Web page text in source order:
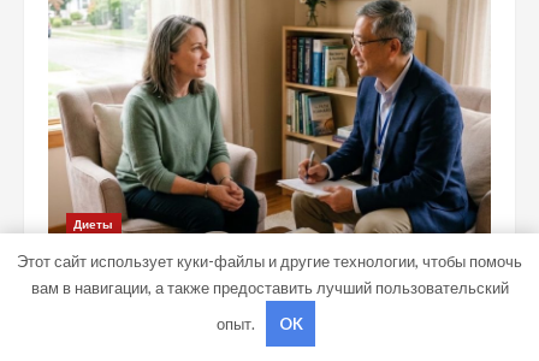
Диеты
Медицинские методы терапии хронического
Этот сайт использует куки-файлы и другие технологии, чтобы помочь
вам в навигации, а также предоставить лучший пользовательский
опыт.
OK